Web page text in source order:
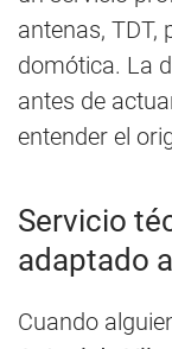
antenas, TDT,
domótica. La
antes de
entender el
Servicio
adaptado
Cuando